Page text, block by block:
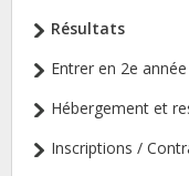
Résultats
Entrer en 2e
Hébergement et
Inscriptions /